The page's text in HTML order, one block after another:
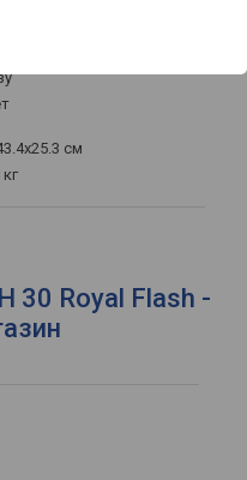
см
кг
30 Royal Flash -